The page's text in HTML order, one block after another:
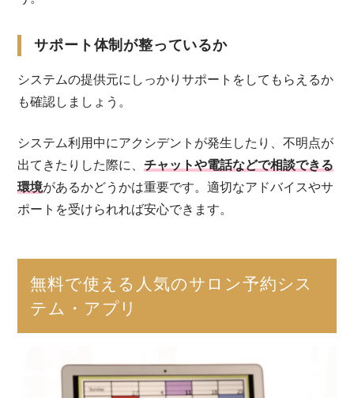
サポート体制が整っているか
システムの提供元にしっかりサポートをしてもらえるか
も確認しましょう。
システム利用中にアクシデントが発生したり、不明点が
出てきたりした際に、チャットや電話などで相談できる
環境があるかどうかは重要です。適切なアドバイスやサ
ポートを受けられれば安心できます。
無料で使える人気のサロン予約シス
テム・アプリ